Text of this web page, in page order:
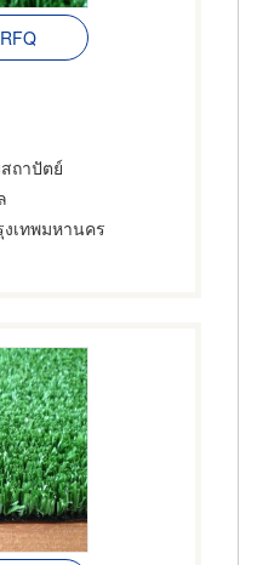
ถาปัตย์
งเทพมหานคร